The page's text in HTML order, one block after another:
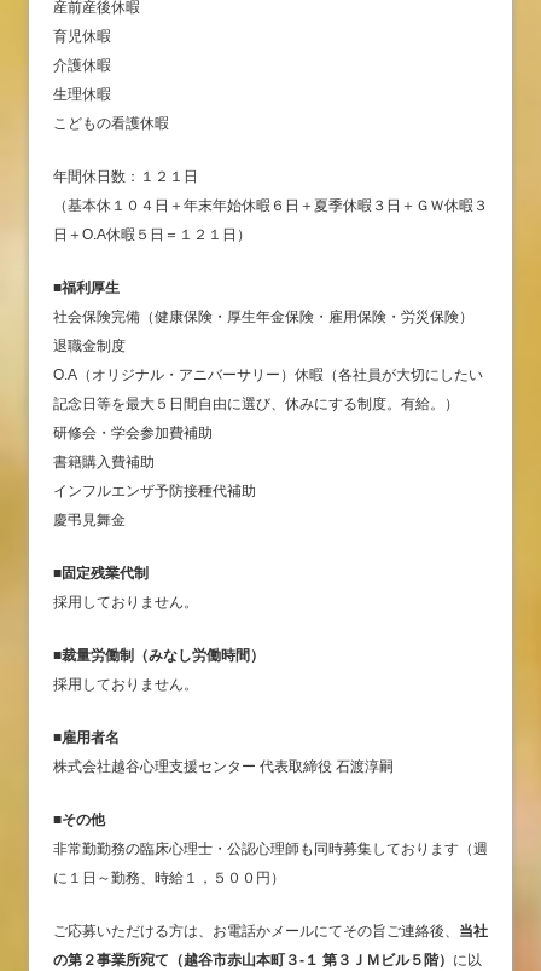
産前産後休暇
育児休暇
介護休暇
生理休暇
こどもの看護休暇
年間休日数：１２１日
（基本休１０４日＋年末年始休暇６日＋夏季休暇３日＋ＧＷ休暇３
日＋O.A休暇５日＝１２１日）
■福利厚生
社会保険完備（健康保険・厚生年金保険・雇用保険・労災保険）
退職金制度
O.A（オリジナル・アニバーサリー）休暇（各社員が大切にしたい
記念日等を最大５日間自由に選び、休みにする制度。有給。）
研修会・学会参加費補助
書籍購入費補助
インフルエンザ予防接種代補助
慶弔見舞金
■固定残業代制
採用しておりません。
■裁量労働制（みなし労働時間）
採用しておりません。
■雇用者名
株式会社越谷心理支援センター 代表取締役 石渡淳嗣
■その他
非常勤勤務の臨床心理士・公認心理師も同時募集しております（週
に１日～勤務、時給１，５００円）
ご応募いただける方は、お電話かメールにてその旨ご連絡後、 当社
の第２事業所宛て（越谷市赤山本町３-１ 第３ＪＭビル５階） に以